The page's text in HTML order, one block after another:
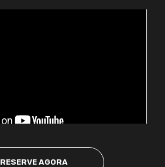
RESERVE AGORA